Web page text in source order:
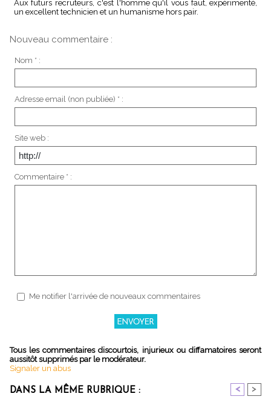
Aux futurs recruteurs, c'est l'homme qu'il vous faut, expérimenté,
un excellent technicien et un humanisme hors pair.
Nouveau commentaire :
Nom * :
Adresse email (non publiée) * :
Site web :
Commentaire * :
Me notifier l'arrivée de nouveaux commentaires
Tous les commentaires discourtois, injurieux ou diffamatoires seront
aussitôt supprimés par le modérateur.
Signaler un abus
DANS LA MÊME RUBRIQUE : < >